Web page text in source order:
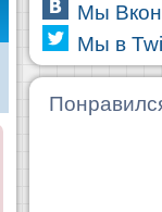
Мы
Мы в